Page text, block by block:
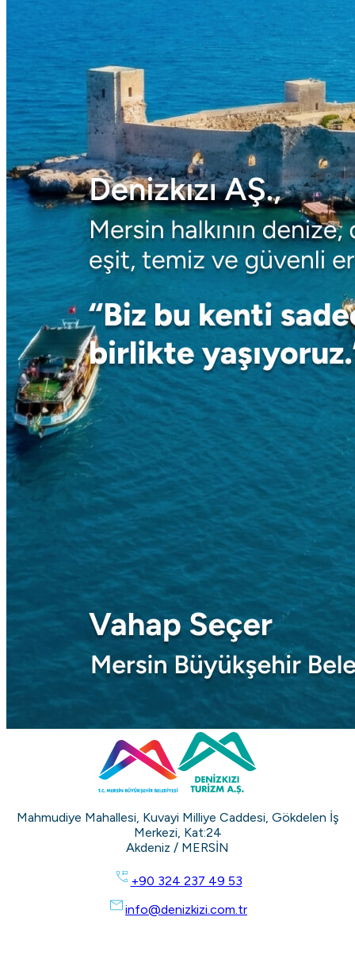
Mahmudiye Mahallesi, Kuvayi Milliye Caddesi, Gökdelen İş
Merkezi, Kat:24
Akdeniz / MERSİN
+90 324 237 49 53
info@denizkizi.com.tr